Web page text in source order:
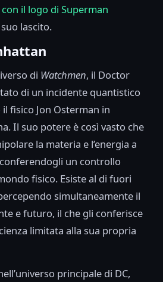
il logo di Superman
lascito.
di Watchmen, il Doctor
di un incidente quantistico
fisico Jon Osterman in
Il suo potere è così vasto che
la materia e l’energia a
un controllo
fisico. Esiste al di fuori
simultaneamente il
e futuro, il che gli conferisce
limitata alla sua propria
principale di DC,